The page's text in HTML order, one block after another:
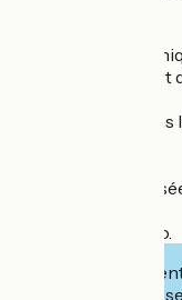
Sur réservation
-Visite des chais et
- Dégustation
Boutiques
Label Accueil Vélo.
Cet
leur site pour